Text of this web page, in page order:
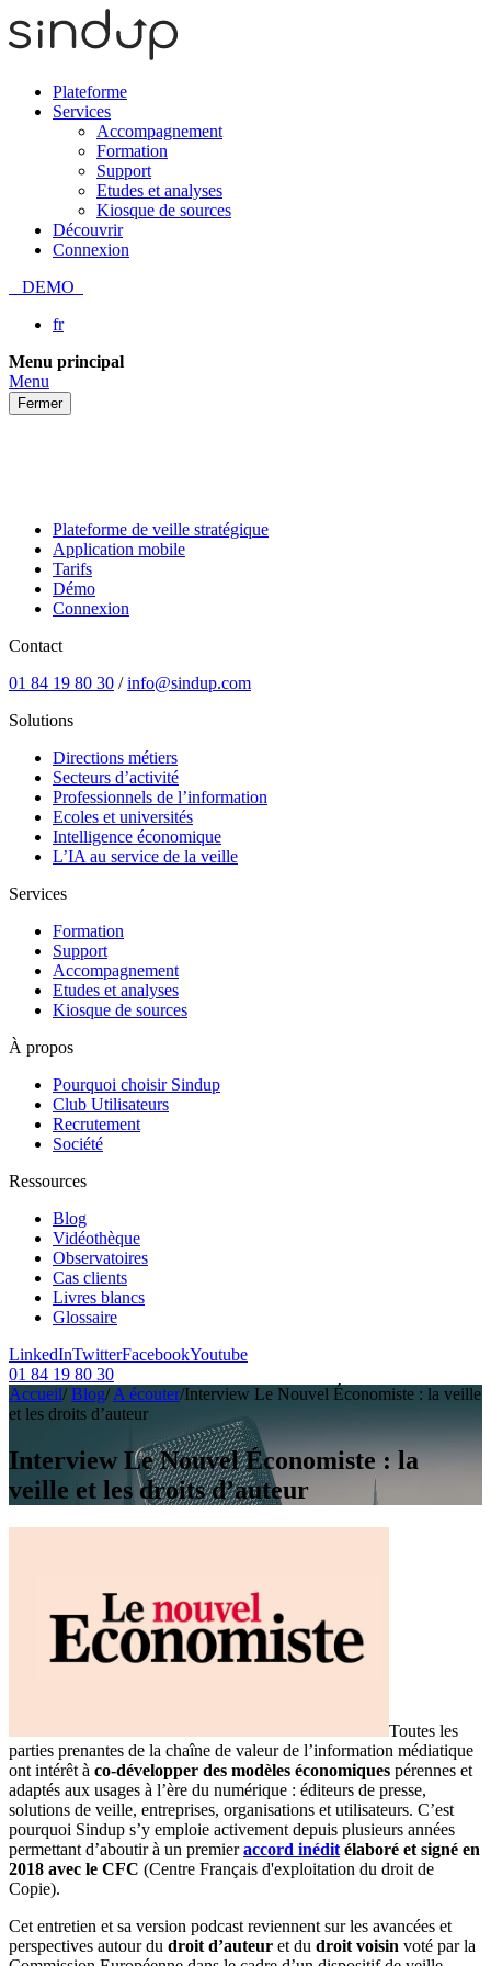
Plateforme
Services
Accompagnement
Formation
Support
Etudes et analyses
Kiosque de sources
Découvrir
Connexion
DEMO
fr
Passer
au
contenu
Menu principal
Menu
Fermer
Plateforme de veille stratégique
Application mobile
Tarifs
Démo
Connexion
Contact
01 84 19 80 30 /info@sindup.com
Solutions
Directions métiers
Secteurs d’activité
Professionnels de l’information
Ecoles et universités
Intelligence économique
L’IA au service de la veille
Services
Formation
Support
Accompagnement
Etudes et analyses
Kiosque de sources
À propos
Pourquoi choisir Sindup
Club Utilisateurs
Recrutement
Société
Ressources
Blog
Vidéothèque
Observatoires
Cas clients
Livres blancs
Glossaire
LinkedInTwitterFacebookYoutube
01 84 19 80 30
Accueil/ Blog/ A écouter/Interview Le Nouvel Économiste : la veille
et les droits d’auteur
Interview Le Nouvel Économiste : la
veille et les droits d’auteur
Toutes les
parties prenantes de la chaîne de valeur de l’information médiatique
ont intérêt à co-développer des modèles économiques pérennes et
adaptés aux usages à l’ère du numérique : éditeurs de presse,
solutions de veille, entreprises, organisations et utilisateurs. C’est
pourquoi Sindup s’y emploie activement depuis plusieurs années
permettant d’aboutir à un premieraccord inédit élaboré et signé en
2018 avec le CFC (Centre Français d'exploitation du droit de
Copie).
Cet entretien et sa version podcast reviennent sur les avancées et
perspectives autour du droit d’auteur et du droit voisin voté par la